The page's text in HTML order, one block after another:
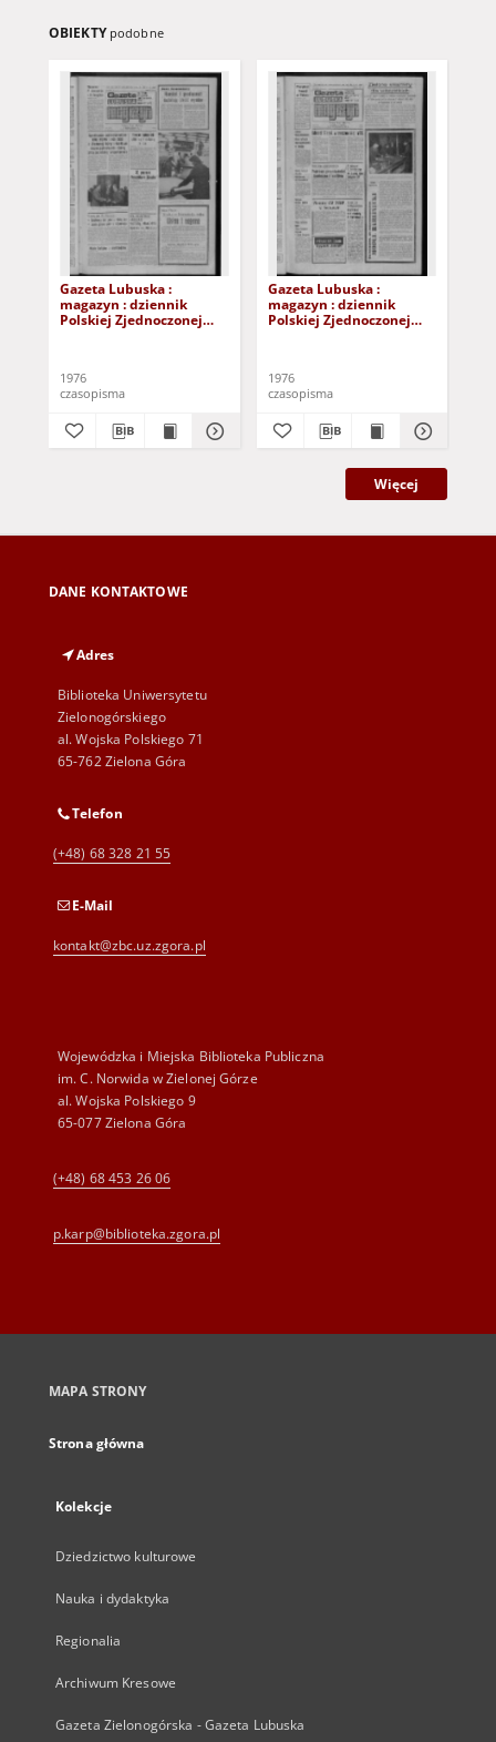
OBIEKTY podobne
Gazeta Lubuska :
magazyn : dziennik
Polskiej Zjednoczonej
października 1976). -
Wyd. A
1976
czasopisma
Gazeta Lubuska :
magazyn : dziennik
Polskiej Zjednoczonej
października 1976). -
Wyd. A
1976
czasopisma
Więcej
DANE KONTAKTOWE
Adres
Biblioteka Uniwersytetu
Zielonogórskiego
al. Wojska Polskiego 71
65-762 Zielona Góra
Telefon
(+48) 68 328 21 55
E-Mail
kontakt@zbc.uz.zgora.pl
Wojewódzka i Miejska Biblioteka Publiczna
im. C. Norwida w Zielonej Górze
al. Wojska Polskiego 9
65-077 Zielona Góra
(+48) 68 453 26 06
p.karp@biblioteka.zgora.pl
MAPA STRONY
Strona główna
Kolekcje
Dziedzictwo kulturowe
Nauka i dydaktyka
Regionalia
Archiwum Kresowe
Gazeta Zielonogórska - Gazeta Lubuska